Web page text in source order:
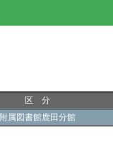
区 分
附属図書館鹿田分館